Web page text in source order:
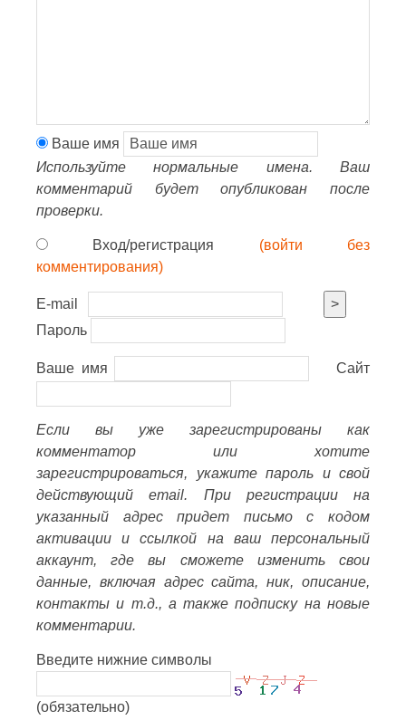
Ваше имя
Используйте нормальные имена. Ваш
комментарий будет опубликован после
проверки.
Вход/регистрация (войти без
комментирования)
E-mail
>
Пароль
Ваше имя Сайт
Если вы уже зарегистрированы как
комментатор или хотите
зарегистрироваться, укажите пароль и свой
действующий email. При регистрации на
указанный адрес придет письмо с кодом
активации и ссылкой на ваш персональный
аккаунт, где вы сможете изменить свои
данные, включая адрес сайта, ник, описание,
контакты и т.д., а также подписку на новые
комментарии.
Введите нижние символы
(обязательно)